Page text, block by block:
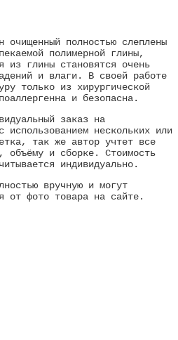
очищенный полностью слеплены
полимерной глины,
из глины становятся очень
и влаги. В своей работе
только из хирургической
и безопасна.
заказ на
использованием нескольких или
так же автор учтет все
объёму и сборке. Стоимость
индивидуально.
вручную и могут
от фото товара на сайте.